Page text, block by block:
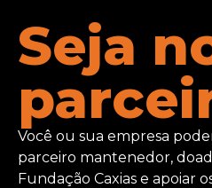
Seja
Você ou sua empresa
parceiro mantenedor,
Fundação Caxias e apoiar